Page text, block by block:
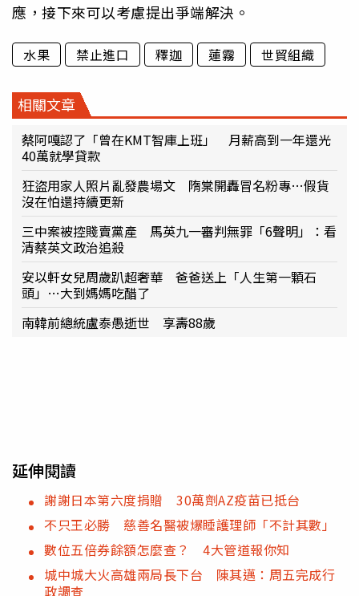
應，接下來可以考慮提出爭端解決。
水果 禁止進口 釋迦 蓮霧 世貿組織
相關文章
蔡阿嘎認了「曾在KMT智庫上班」 月薪高到一年還光
40萬就學貸款
狂盜用家人照片亂發農場文 隋棠開轟冒名粉專…假貨
沒在怕還持續更新
三中案被控賤賣黨產 馬英九一審判無罪「6聲明」：看
清蔡英文政治追殺
安以軒女兒周歲趴超奢華 爸爸送上「人生第一顆石
頭」…大到媽媽吃醋了
南韓前總統盧泰愚逝世 享壽88歲
延伸閱讀
謝謝日本第六度捐贈 30萬劑AZ疫苗已抵台
不只王必勝 慈善名醫被爆睡護理師「不計其數」
數位五倍券餘額怎麼查？ 4大管道報你知
城中城大火高雄兩局長下台 陳其邁：周五完成行
政調查